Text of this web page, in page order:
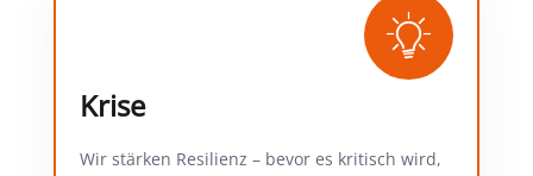
Krise
Wir stärken Resilienz – bevor es kritisch wird,